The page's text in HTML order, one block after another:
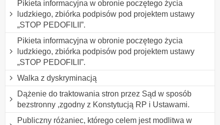
Pikieta informacyjna w obronie poczętego życia
ludzkiego, zbiórka podpisów pod projektem ustawy
„STOP PEDOFILII”.
Pikieta informacyjna w obronie poczętego życia
ludzkiego, zbiórka podpisów pod projektem ustawy
„STOP PEDOFILII”.
Walka z dyskryminacją
Dążenie do traktowania stron przez Sąd w sposób
bezstronny ,zgodny z Konstytucją RP i Ustawami.
Publiczny różaniec, którego celem jest modlitwa w